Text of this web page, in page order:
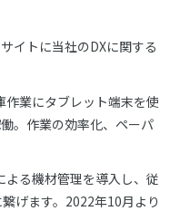
イトに当社のDXに関する
業にタブレット端末を使
。作業の効率化、ペーパ
る機材管理を導入し、従
げます。2022年10月より